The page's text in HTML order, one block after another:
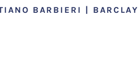
BARBIERI | BARCLAY